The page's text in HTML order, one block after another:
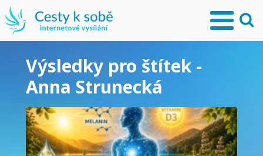
Výsledky pro štítek -
Anna Strunecká